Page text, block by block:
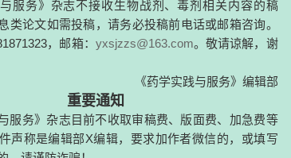
x
重要提示
》杂志不接收生物战剂、毒剂相关内容的稿
文如需投稿，请务必投稿前电话或邮箱咨询。
，邮箱：
《药学实践与服务》编辑部
重要通知
杂志目前不收取审稿费、版面费、加急费等
摘要(6705) PDF (411KB)(1957)
摘要(7368